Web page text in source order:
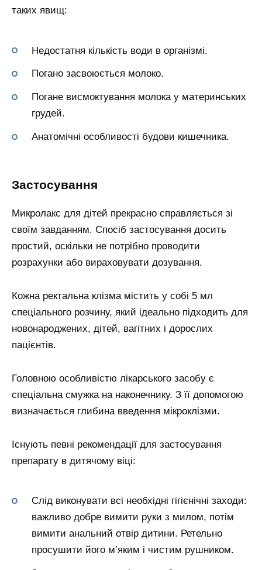
таких явищ:
Недостатня кількість води в організмі.
Погано засвоюється молоко.
Погане висмоктування молока у материнських
грудей.
Анатомічні особливості будови кишечника.
Застосування
Микролакс для дітей прекрасно справляється зі
своїм завданням. Спосіб застосування досить
простий, оскільки не потрібно проводити
розрахунки або вираховувати дозування.
Кожна ректальна клізма містить у собі 5 мл
спеціального розчину, який ідеально підходить для
новонароджених, дітей, вагітних і дорослих
пацієнтів.
Головною особливістю лікарського засобу є
спеціальна смужка на наконечнику. З її допомогою
визначається глибина введення мікроклізми.
Існують певні рекомендації для застосування
препарату в дитячому віці:
Слід виконувати всі необхідні гігієнічні заходи:
важливо добре вимити руки з милом, потім
вимити анальний отвір дитини. Ретельно
просушити його м’яким і чистим рушником.